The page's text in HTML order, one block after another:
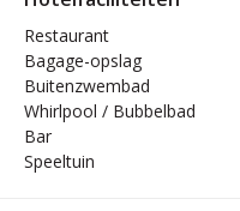
Restaurant
Bagage-opslag
Buitenzwembad
Whirlpool / Bubbelbad
Bar
Speeltuin